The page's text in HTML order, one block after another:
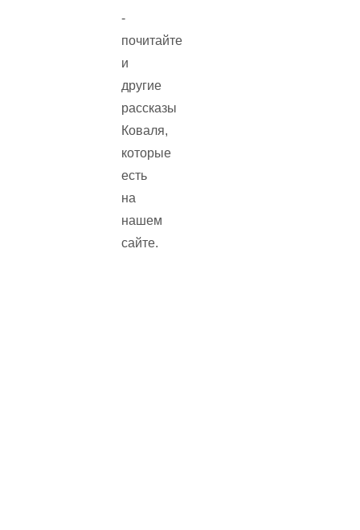
-
почитайте
и
другие
рассказы
Коваля,
которые
есть
на
нашем
сайте.